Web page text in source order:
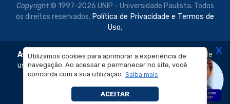
Utilizamos cookies para aprimorar a experiência de
navegação. Ao acessar e permanecer no site, você
concorda com a sua utilização. Saiba mais
ACEITAR
Copyright© 1997-2026 UNIP - Universidade Paulista. Todos
os direitos reservados. Política de Privacidade e Termos de
Uso.
Aviso Legal: As imagens disponibilizadas neste site são de
uso exclusivo institucional do Sistema de Ensino Objetivo e
da Universidade Paulista – UNIP.
É proibida a reprodução, utilização, edição ou
compartilhamento sem autorização prévia e expressa.
X